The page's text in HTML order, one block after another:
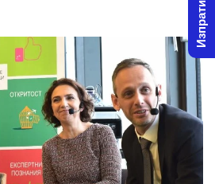
a
n
e
l